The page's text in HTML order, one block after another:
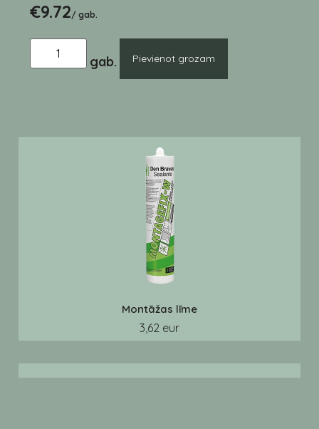
€9.72/ gab.
Pievienot grozam
Montāžas līme
3,62 eur